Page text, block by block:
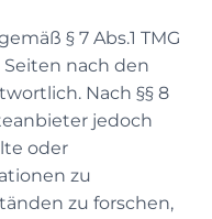
§ 7 Abs.1 TMG
nach den
Nach §§ 8
jedoch
oder
zu
zu forschen,